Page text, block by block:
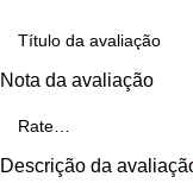
Nota da avaliação
Descrição da